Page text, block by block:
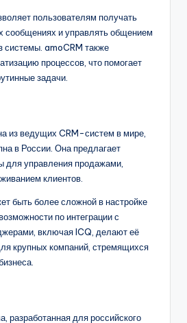
пользователям получать
сообщениях и управлять общением
системы. amoCRM также
процессов, что помогает
задачи.
из ведущих CRM-систем в мире,
в России. Она предлагает
управления продажами,
клиентов.
быть более сложной в настройке
по интеграции с
включая ICQ, делают её
крупных компаний, стремящихся
разработанная для российского